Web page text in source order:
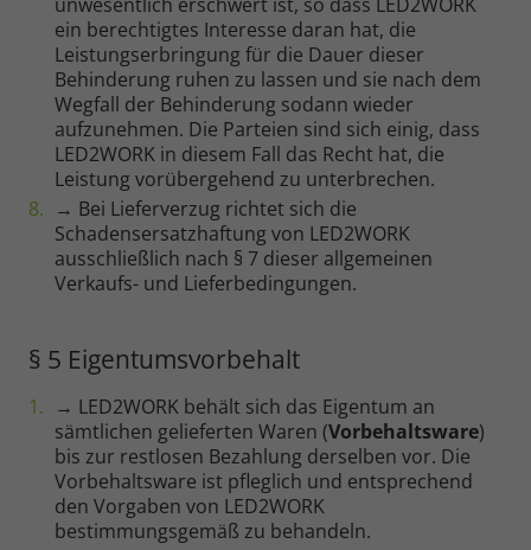
unwesentlich erschwert ist, so dass LED2WORK
ein berechtigtes Interesse daran hat, die
Leistungserbringung für die Dauer dieser
Behinderung ruhen zu lassen und sie nach dem
Wegfall der Behinderung sodann wieder
aufzunehmen. Die Parteien sind sich einig, dass
LED2WORK in diesem Fall das Recht hat, die
Leistung vorübergehend zu unterbrechen.
→ Bei Lieferverzug richtet sich die
Schadensersatzhaftung von LED2WORK
ausschließlich nach § 7 dieser allgemeinen
Verkaufs- und Lieferbedingungen.
§ 5 Eigentumsvorbehalt
→ LED2WORK behält sich das Eigentum an
sämtlichen gelieferten Waren (Vorbehaltsware)
bis zur restlosen Bezahlung derselben vor. Die
Vorbehaltsware ist pfleglich und entsprechend
den Vorgaben von LED2WORK
bestimmungsgemäß zu behandeln.